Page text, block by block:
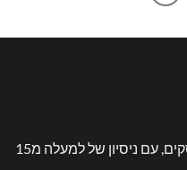
יבואנים של קופות וציוד משלים לעסקים, עם ניסיון של למעלה מ15